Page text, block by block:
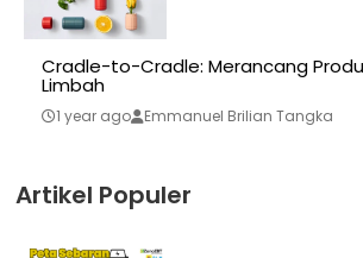
Cradle-to-Cradle: Merancang
Limbah
1 year ago Emmanuel Brilian Tangka
Artikel Populer